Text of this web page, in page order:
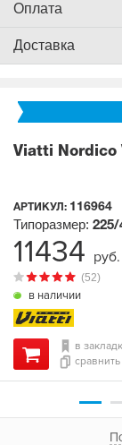
Оплата
Доставка
Viatti Nordico
АРТИКУЛ: 116964
в наличии
(52)
Типоразмер: 225/
в
сравнить
11434 руб.